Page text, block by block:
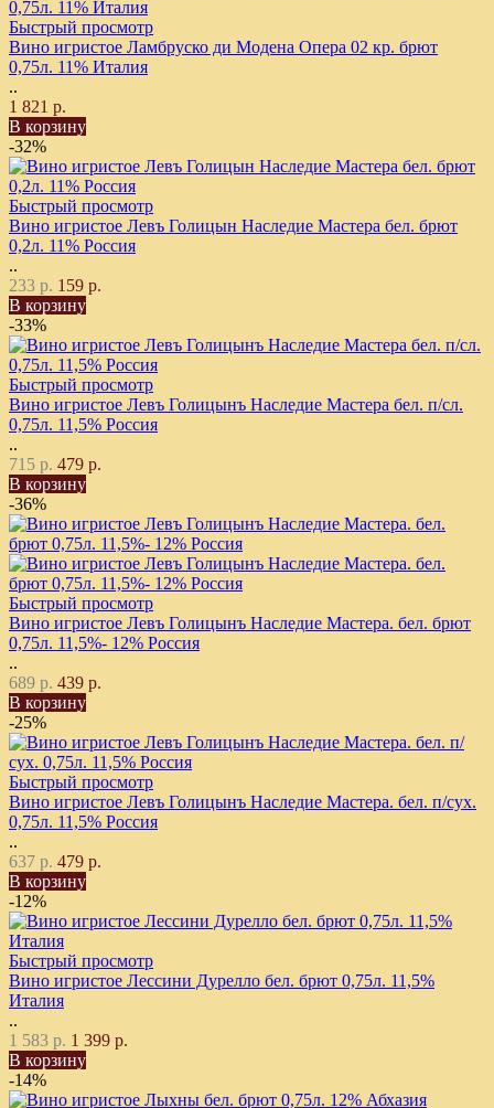
Быстрый просмотр
Вино игристое Ламбруско ди Модена Опера 02 кр. брют
0,75л. 11% Италия
..
1 821 р.
В корзину
-32%
Быстрый просмотр
Вино игристое Левъ Голицын Наследие Мастера бел. брют
0,2л. 11% Россия
..
233 р. 159 р.
В корзину
-33%
Быстрый просмотр
Вино игристое Левъ Голицынъ Наследие Мастера бел. п/сл.
0,75л. 11,5% Россия
..
715 р. 479 р.
В корзину
-36%
Быстрый просмотр
Вино игристое Левъ Голицынъ Наследие Мастера. бел. брют
0,75л. 11,5%- 12% Россия
..
689 р. 439 р.
В корзину
-25%
Быстрый просмотр
Вино игристое Левъ Голицынъ Наследие Мастера. бел. п/сух.
0,75л. 11,5% Россия
..
637 р. 479 р.
В корзину
-12%
Быстрый просмотр
Вино игристое Лессини Дурелло бел. брют 0,75л. 11,5%
Италия
..
1 583 р. 1 399 р.
В корзину
-14%